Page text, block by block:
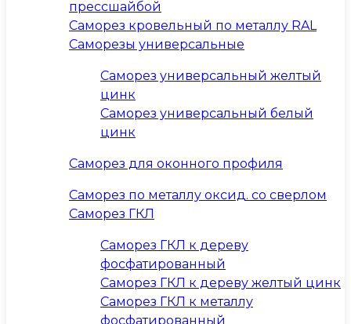
прессшайбой
Саморез кровельный по металлу RAL
Саморезы универсальные
Саморез универсальный желтый
цинк
Саморез универсальный белый
цинк
Саморез для оконного профиля
Саморез по металлу оксид. со сверлом
Саморез ГКЛ
Саморез ГКЛ к дереву
фосфатированный
Саморез ГКЛ к дереву желтый цинк
Саморез ГКЛ к металлу
фосфатированный